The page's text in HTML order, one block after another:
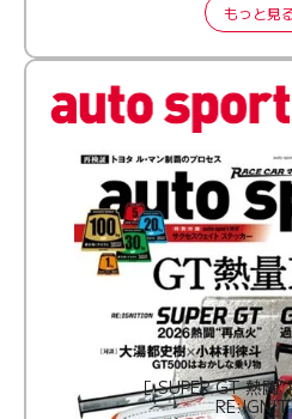
もっと見
［ SUPER GT 熱闘